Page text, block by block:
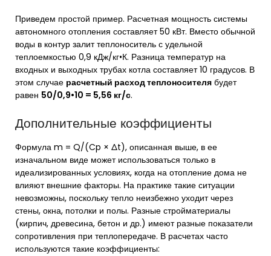
Приведем простой пример. Расчетная мощность системы
автономного отопления составляет 50 кВт. Вместо обычной
воды в контур залит теплоноситель с удельной
теплоемкостью 0,9 кДж/кг•К. Разница температур на
входных и выходных трубах котла составляет 10 градусов. В
этом случае расчетный расход теплоносителя будет
равен 50/0,9•10 = 5,56 кг/с.
Дополнительные коэффициенты
Формула m = Q/(Cp × Δt), описанная выше, в ее
изначальном виде может использоваться только в
идеализированных условиях, когда на отопление дома не
влияют внешние факторы. На практике такие ситуации
невозможны, поскольку тепло неизбежно уходит через
стены, окна, потолки и полы. Разные стройматериалы
(кирпич, древесина, бетон и др.) имеют разные показатели
сопротивления при теплопередаче. В расчетах часто
используются такие коэффициенты: